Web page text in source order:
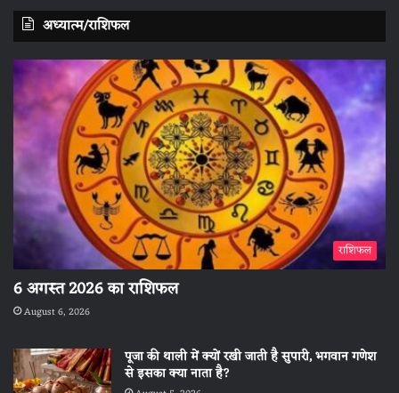
अध्यात्म/राशिफल
राशिफल
6 अगस्त 2026 का राशिफल
August 6, 2026
पूजा की थाली में क्यों रखी जाती है सुपारी, भगवान गणेश
से इसका क्या नाता है?